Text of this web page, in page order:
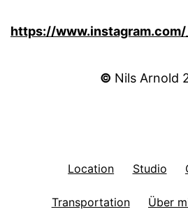
https://
© Nils Arnold
Location Studio
Transportation Über